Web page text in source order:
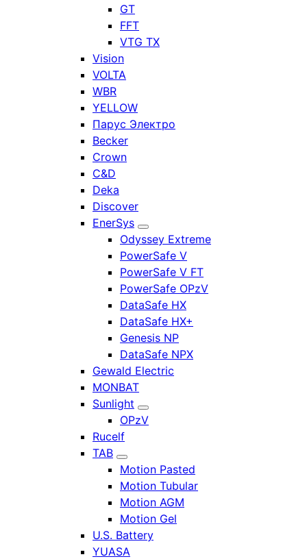
GT
FFT
VTG TX
Vision
VOLTA
WBR
YELLOW
Парус Электро
Becker
Crown
C&D
Deka
Discover
EnerSys
Odyssey Extreme
PowerSafe V
PowerSafe V FT
PowerSafe OPzV
DataSafe HX
DataSafe HX+
Genesis NP
DataSafe NPX
Gewald Electric
MONBAT
Sunlight
OPzV
Rucelf
TAB
Motion Pasted
Motion Tubular
Motion AGM
Motion Gel
U.S. Battery
YUASA